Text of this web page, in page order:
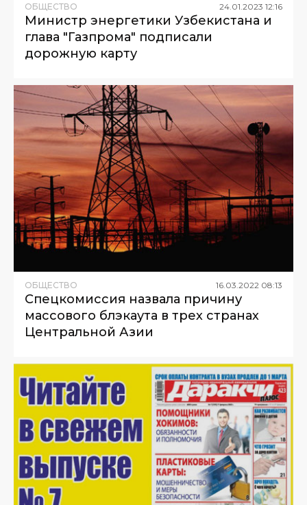
ОБЩЕСТВО 24 01 2023 12:16
Министр энергетики Узбекистана и
глава "Газпрома" подписали
дорожную карту
ОБЩЕСТВО 16.03.2022 08:13
Спецкомиссия назвала причину
массового блэкаута в трех странах
Центральной Азии